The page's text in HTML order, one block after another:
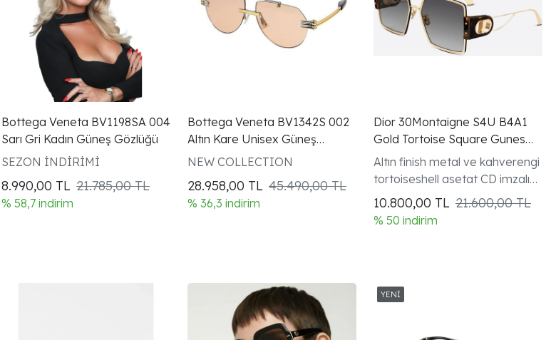
Bottega Veneta BV1198SA 004
Sarı Gri Kadın Güneş Gözlüğü
SEZON İNDİRİMİ
8.990,00 TL 21.785,00 TL
% 58,7 indirim
Bottega Veneta BV1342S 002
Altın Kare Unisex Güneş
Gözlüğü
NEW COLLECTION
28.958,00 TL 45.490,00 TL
% 36,3 indirim
Dior 30Montaigne S4U B4A1
Gold Tortoise Square Gunes
Gozlugu
Altın finish metal ve kahverengi
tortoiseshell asetat CD imzalı
menteşeli kare çerçeve
10.800,00 TL 21.600,00 TL
% 50 indirim